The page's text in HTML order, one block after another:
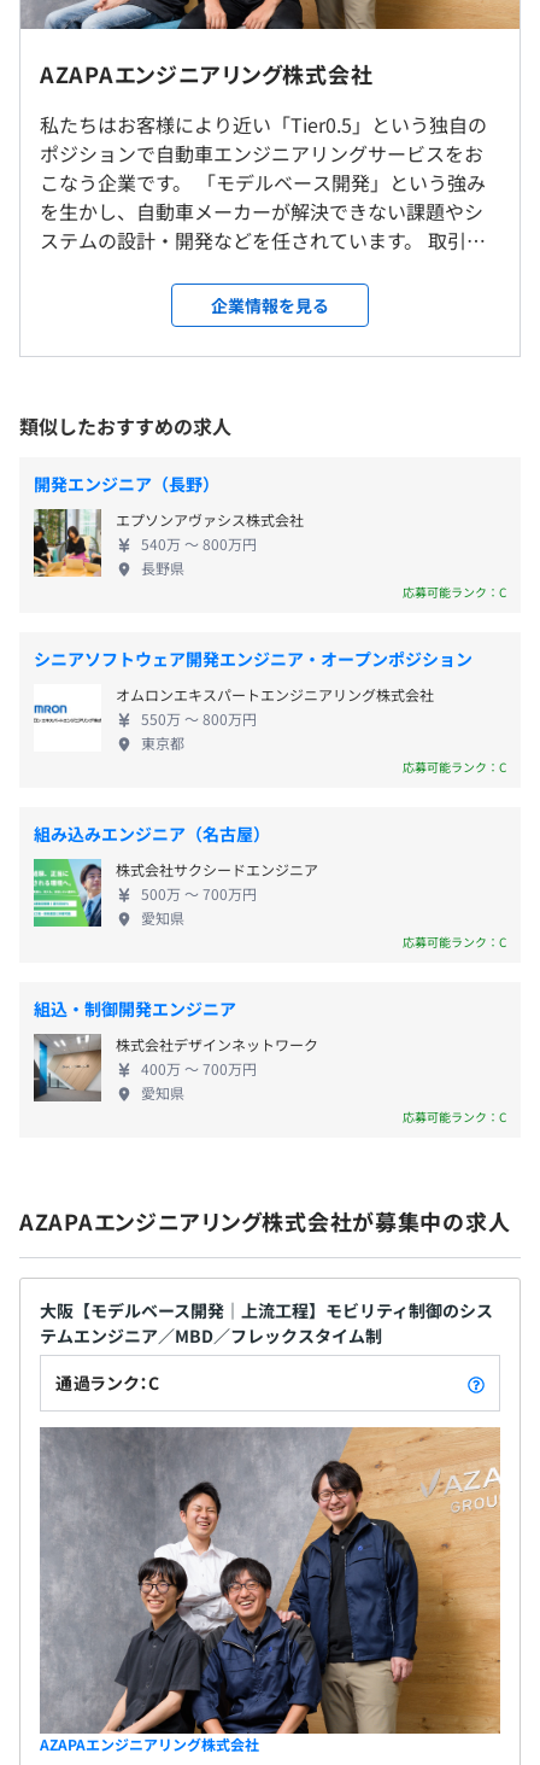
を磨くことができます。
・給与制度
スキルや知識、成果に基づきI/M/G層と上がっていく3つ
の階層を用意。正当な評価で、成果や成長を後押ししま
す。給与に上限はありません。また、成長支援制度などを
取り入れて、どれだけ一年間成長できたかを評価し、給与
に反映する仕組みを設けております。
インホイールモータ高機能制御や走行制御アルゴリズム開
◾️AZP-PF ECU
電気自動車をはじめとする次世代モビリティ向けECU。
自動車と同等な安心、安全を前提とした機能を有し、拡張
性に優れています。また、自由度のある機能追加の実装が
◾️自転車ADAS
自転車事故低減を目的としてシートポストに取付けた検知
ユニットがFPGAを用いた画像解析にて接近物を検知し、
BLTでアプリに信号を送りサイキニストへ音と画像で注意
共同開発を実施。
◾️AZP-UDiS
2013年グランフロント大阪で行われた”街と人とつながる
モビリティ”向けに製作した一人用街乗りモビリティ。
えることで、サイネージ、スマホ、モビリティを街のデー
タベースにつなげて、さまざまな新しい体験を人々に提
案。
シーンにあった香りを自動で選択し社室内の空間を演出す
る、電動コントロールアロマディフーザー。
◾️360°全方位サイドミラー
AZAPAグループが提案する先進技術で未来におけるセーフ
ティドライブの実現に向けて製作。
車両情報を抽出しクラウドサーバとリアルタイムで連携す
るテレマティクス機器と共に実際の量産車に搭載し展示会
に出展。
・技術セミナー（社内/社外）
・階層別研修
・資格取得支援制度
・HRSP自己研鑽プログラム
・キャリアカウンセリング
※無理な転勤はありません。
就業場所の変更範囲
＜雇入時＞
名古屋本社、および自宅、またはお客さま先
＜変更範囲＞
その他業務の都合により別途指示された場所
受動喫煙防止措置に関する事項
地下鉄桜通線「丸の内駅」徒歩4分
《年収例》
5,330,000円／入社5年目・31歳
4,950,000円／入社2年目・27歳
は年収提示額を保証するものではありません）
■コアタイム：10:00～15:00
■フレキシブルタイム：6:00～10:00,15:00～19:00
※プロジェクトにより運用が異なる場合があります。
休憩時間：60分
平均残業時間：平均10時間程度／月 ※21時以降の残業
◆休日
年間休日数：120日
・週休2日制（土・日）※年2回土曜に本社orWeb出社日
・長期連休 8日～11日程度（年末年始、GW、夏季休暇）
・アニバーサリー休暇（年1日）
◆休暇
有給休暇：入社時3日～3か月後＋7日 ※年間10～20日付
（平均取得日数：12.4日）
その他：慶弔休暇、特別休暇、産前産後休暇、各種休業
（育児、介護等）※実績あり
・通勤手当（上限8万円/月）
・住宅手当（3万円/月）
・役職手当
・教育特別手当
賞与：業績連動賞与（7月）
年1回（7月）
社会保険完備（健康保険・厚生年金保険、雇用保険・労災
保険）
AZAPAエンジニアリング株式会社
私たちはお客様により近い「Tier0.5」という独自の
ポジションで自動車エンジニアリングサービスをお
こなう企業です。 「モデルベース開発」という強み
を生かし、自動車メーカーが解決できない課題やシ
ステムの設計・開発などを任されています。 取引先
などの完成車メーカー様と直接お取引をしておりま
す。 私たちと最先端の自動車開発を手掛けてみませ
んか。 《「Tier0.5」とは》 制御技術をメーカーに提
メーカーとサプライヤー間にあたる、この独自のポ
ジションを「Tier0.5」と呼んでいます。 今後、あら
ゆるモノの自動化・電動化の流れはさらに加速して
いきます。そうした流れに対し、当社は、「制御技術
×モデルベース開発」という手法を強みに、未来の
モビリティ社会へ向けたモノづくりに取り組んでい
ます。また、当社は、グローバル コンパクトに加盟
ています。具体的には、こども育成支援・ベンチャー
支援・キャリア支援・地域支援といった4つのプロジ
ェクト。例えば、自社製品の「1人乗り自動運転モビ
リティ（パワースクーター）」は 過疎地在住の高
齢者に対する有効な移動手段としての普及を目指し
概要》 ◆エンジニアリング事業 モビリティの制御開
発において、モデルベース開発（MBD）の知見を生
かしたエンジニアリングサービスを提供しています。
制御システムの設計、各種ECU開発、MBDにおける
ルやコネクティッドサービスの開発もおこなってい
ます。 ◆製品化事業 お客さまのニーズを、製品化ま
での全工程をサポート。 メーカーとの共同開発や自
社開発でアイディアをカタチにしています。 まだ世
パワースクーター ・小型パーソナルEV 歩道走行可
・規定ルートの自動走行や追従走行機能搭載 ・交通
弱者の移動手段、観光地等での地方創生 《働く環
境》 〜他社にはない独自の充実した制度〜 社員が働
きやすい環境・仕組みをモットーに社員同士のコミ
ュニケーションを活性化。肩書きを取り払った連帯
感を育む為の、社長自ら参加する月1回の職場懇親会
を実施しています。 また社員だけでなく、その家族
の幸せも願った制度も充実しています。社員からの希
望も随時吸い上げているのも他社との優位性です。
〈クラブ活動支援／アニバーサリー休暇／社会保険
完備／退職金制度／慶弔見舞金制度／産前産後休
暇、育児休業および育児短時間勤務／介護休業およ
び介護短時間勤務／入社祝い金あり／GFC宿泊施設割
引制度／教育特別手当／飲み会支援／インフルエン
ザワクチン費用支給など〉
企業情報を見る
類似したおすすめの求人
開発エンジニア（長野）
エプソンアヴァシス株式会社
540万 〜 800万円
長野県
応募可能ランク：C
シニアソフトウェア開発エンジニア・オープンポジション
オムロンエキスパートエンジニアリング株式会社
550万 〜 800万円
東京都
応募可能ランク：C
組み込みエンジニア（名古屋）
株式会社サクシードエンジニア
500万 〜 700万円
愛知県
応募可能ランク：C
組込・制御開発エンジニア
株式会社デザインネットワーク
400万 〜 700万円
愛知県
応募可能ランク：C
AZAPAエンジニアリング株式会社が募集中の求人
大阪【モデルベース開発｜上流工程】モビリティ制御のシス
テムエンジニア／MBD／フレックスタイム制
通過ランク：C
AZAPAエンジニアリング株式会社